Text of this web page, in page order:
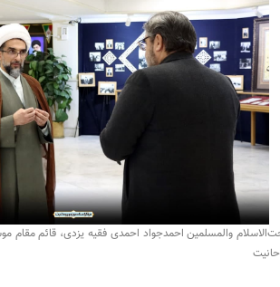
والمسلمین احمدجواد احمدی فقیه یزدی، قائم مقام موسسه